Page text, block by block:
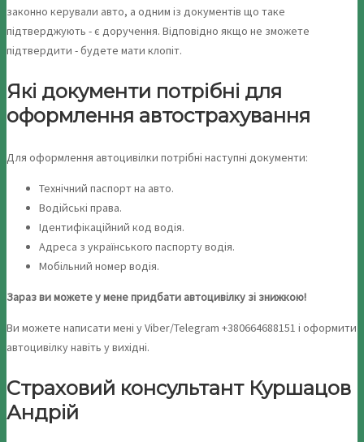
законно керували авто, а одним із документів що таке
підтверджують - є доручення. Відповідно якщо не зможете
підтвердити - будете мати клопіт.
Які документи потрібні для
оформлення автострахування
Для оформлення автоцивілки потрібні наступні документи:
Технічний паспорт на авто.
Водійські права.
Ідентифікаційний код водія.
Адреса з українського паспорту водія.
Мобільний номер водія.
Зараз ви можете у мене придбати автоцивілку зі знижкою!
Ви можете написати мені у Viber/Telegram +380664688151 і оформити
автоцивілку навіть у вихідні.
Страховий консультант Куршацов
Андрій